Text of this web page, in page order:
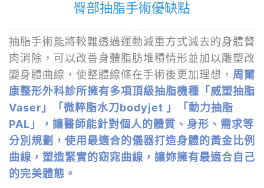
臀部抽脂手術優缺點
抽脂手術能將較難透過運動減重方式減去的身體贅
肉消除，可以改善身體脂肪堆積情形並加以雕塑改
變身體曲線，使整體線條在手術後更加理想， 周爾
康整形外科診所擁有多項頂級抽脂機種「威塑抽脂
Vaser」「微粹脂水刀bodyjet 」「動力抽脂
PAL」，讓醫師能針對個人的體質、身形、需求等
分別規劃，使用最適合的儀器打造身體的黃金比例
曲線，塑造緊實的窈窕曲線，讓妳擁有最適合自己
的完美體態。